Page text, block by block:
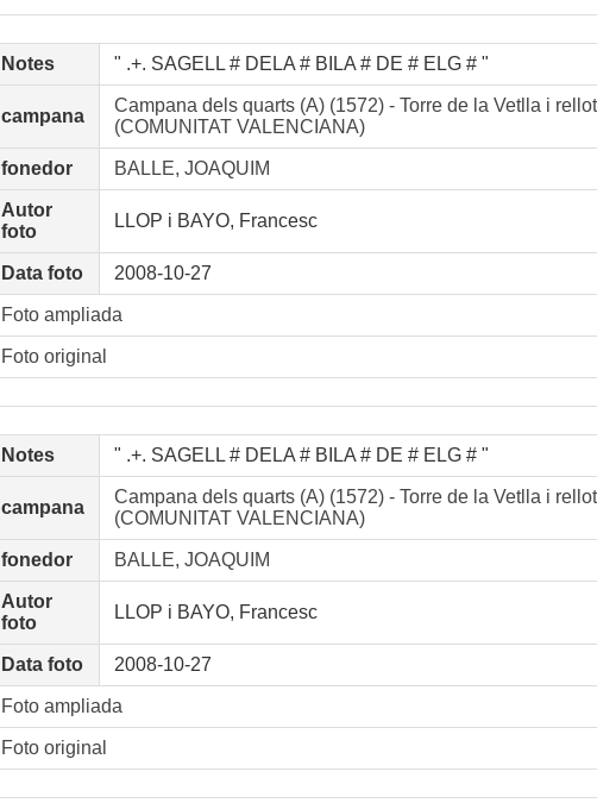
Notes " .+. SAGELL # DELA # BILA # DE # ELG # "
campana
Campana dels quarts (A) (1572) - Torre de la Vetlla i
(COMUNITAT VALENCIANA)
fonedor BALLE, JOAQUIM
Autor
foto
LLOP i BAYO, Francesc
Data foto 2008-10-27
Foto ampliada
Foto original
Notes " .+. SAGELL # DELA # BILA # DE # ELG # "
campana
Campana dels quarts (A) (1572) - Torre de la Vetlla i
(COMUNITAT VALENCIANA)
fonedor BALLE, JOAQUIM
Autor
foto
LLOP i BAYO, Francesc
Data foto 2008-10-27
Foto ampliada
Foto original